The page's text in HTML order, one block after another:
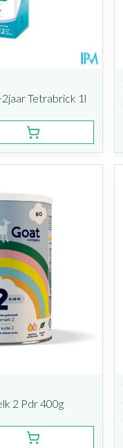
Tetrabrick 1l
2 Pdr 400g